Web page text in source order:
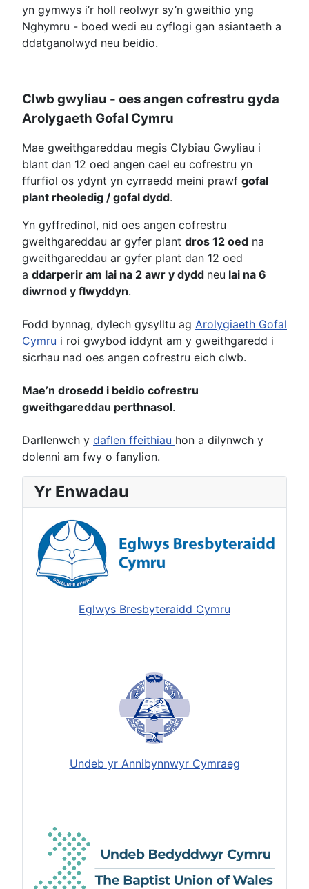
Yr Enwadau
Eglwys Bresbyteraidd Cymru
Undeb yr Annibynnwyr Cymraeg
yn gymwys i’r holl reolwyr sy’n gweithio yng
Nghymru - boed wedi eu cyflogi gan asiantaeth a
ddatganolwyd neu beidio.
Clwb gwyliau - oes angen cofrestru gyda
Arolygaeth Gofal Cymru
Mae gweithgareddau megis Clybiau Gwyliau i
blant dan 12 oed angen cael eu cofrestru yn
ffurfiol os ydynt yn cyrraedd meini prawf gofal
plant rheoledig / gofal dydd.
Yn gyffredinol, nid oes angen cofrestru
gweithgareddau ar gyfer plant dros 12 oed na
gweithgareddau ar gyfer plant dan 12 oed
a ddarperir am lai na 2 awr y dydd neu lai na 6
diwrnod y flwyddyn.
Fodd bynnag, dylech gysylltu ag Arolygiaeth Gofal
Cymru i roi gwybod iddynt am y gweithgaredd i
sicrhau nad oes angen cofrestru eich clwb.
Mae’n drosedd i beidio cofrestru
gweithgareddau perthnasol.
Darllenwch y daflen ffeithiau hon a dilynwch y
dolenni am fwy o fanylion.